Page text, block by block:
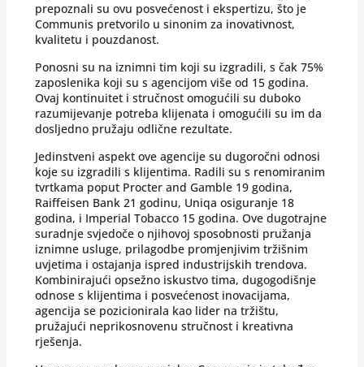
prepoznali su ovu posvećenost i ekspertizu, što je
Communis pretvorilo u sinonim za inovativnost,
kvalitetu i pouzdanost.
Ponosni su na iznimni tim koji su izgradili, s čak 75%
zaposlenika koji su s agencijom više od 15 godina.
Ovaj kontinuitet i stručnost omogućili su duboko
razumijevanje potreba klijenata i omogućili su im da
dosljedno pružaju odlične rezultate.
Jedinstveni aspekt ove agencije su dugoročni odnosi
koje su izgradili s klijentima. Radili su s renomiranim
tvrtkama poput Procter and Gamble 19 godina,
Raiffeisen Bank 21 godinu, Uniqa osiguranje 18
godina, i Imperial Tobacco 15 godina. Ove dugotrajne
suradnje svjedoče o njihovoj sposobnosti pružanja
iznimne usluge, prilagodbe promjenjivim tržišnim
uvjetima i ostajanja ispred industrijskih trendova.
Kombinirajući opsežno iskustvo tima, dugogodišnje
odnose s klijentima i posvećenost inovacijama,
agencija se pozicionirala kao lider na tržištu,
pružajući neprikosnovenu stručnost i kreativna
rješenja.